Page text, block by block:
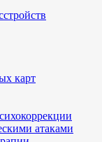
карт
атаками